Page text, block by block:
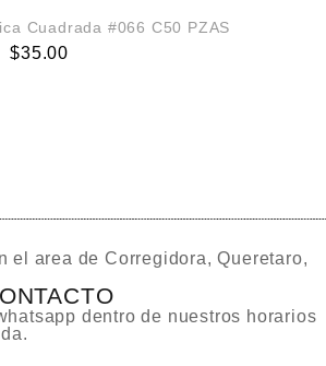
Cuadrada #066 C50 PZAS
$35.00
el area de Corregidora, Queretaro,
dentro de nuestros horarios